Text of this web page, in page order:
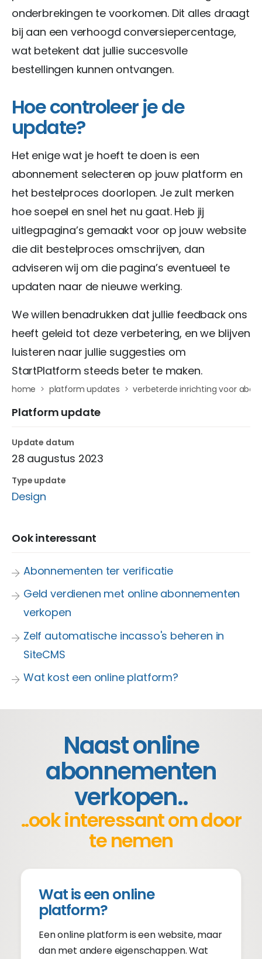
onderbrekingen te voorkomen. Dit alles draagt
bij aan een verhoogd conversiepercentage,
wat betekent dat jullie succesvolle
bestellingen kunnen ontvangen.
Hoe controleer je de
update?
Het enige wat je hoeft te doen is een
abonnement selecteren op jouw platform en
het bestelproces doorlopen. Je zult merken
hoe soepel en snel het nu gaat. Heb jij
uitlegpagina’s gemaakt voor op jouw website
die dit bestelproces omschrijven, dan
adviseren wij om die pagina’s eventueel te
updaten naar de nieuwe werking.
We willen benadrukken dat jullie feedback ons
heeft geleid tot deze verbetering, en we blijven
luisteren naar jullie suggesties om
StartPlatform steeds beter te maken.
home platform updates verbeterde inrichting voor
Platform update
Update datum
28 augustus 2023
Type update
Design
Ook interessant
Abonnementen ter verificatie
Geld verdienen met online abonnementen
verkopen
Zelf automatische incasso's beheren in
SiteCMS
Wat kost een online platform?
Naast online
abonnementen
verkopen..
..ook interessant om door
te nemen
Wat is een online
platform?
Een online platform is een website, maar
dan met andere eigenschappen. Wat